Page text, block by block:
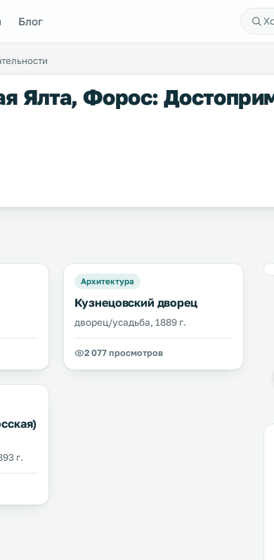
Блог
Ялта, Форос:
Архитектура
Кузнецовский дворец
дворец/усадьба, 1889 г.
2 077 просмотров
г.